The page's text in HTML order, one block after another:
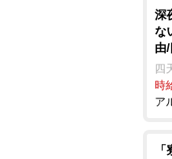
深
な
由
四
時
ア